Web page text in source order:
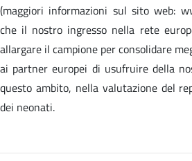
(maggiori informazioni sul sito web:
che il nostro ingresso nella rete
allargare il campione per consolidare
ai partner europei di usufruire della
questo ambito, nella valutazione del
dei neonati.